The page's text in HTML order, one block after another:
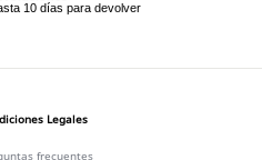
10 días para devolver
Legales
frecuentes